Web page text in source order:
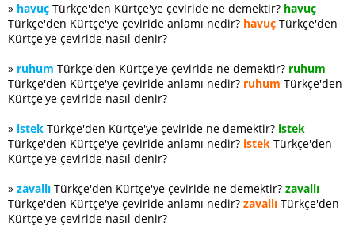
» havuç Türkçe'den Kürtçe'ye çeviride ne demektir? havuç
Türkçe'den Kürtçe'ye çeviride anlamı nedir? havuç Türkçe'den
Kürtçe'ye çeviride nasıl denir?
» ruhum Türkçe'den Kürtçe'ye çeviride ne demektir? ruhum
Türkçe'den Kürtçe'ye çeviride anlamı nedir? ruhum Türkçe'den
Kürtçe'ye çeviride nasıl denir?
» istek Türkçe'den Kürtçe'ye çeviride ne demektir? istek
Türkçe'den Kürtçe'ye çeviride anlamı nedir? istek Türkçe'den
Kürtçe'ye çeviride nasıl denir?
» zavallı Türkçe'den Kürtçe'ye çeviride ne demektir? zavallı
Türkçe'den Kürtçe'ye çeviride anlamı nedir? zavallı Türkçe'den
Kürtçe'ye çeviride nasıl denir?